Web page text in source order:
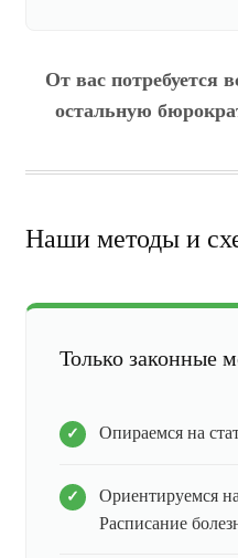
От вас потребуется
остальную
Наши методы и
Только законные
Опираемся на
Ориентируемся
Расписание